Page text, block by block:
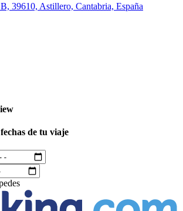
39610, Astillero, Cantabria, España
de tu viaje